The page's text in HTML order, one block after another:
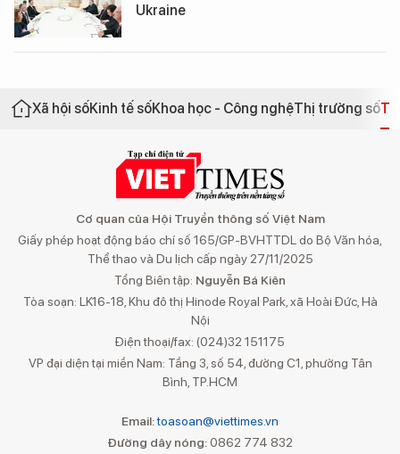
Ukraine
Xã hội sốKinh tế sốKhoa học - Công nghệThị trường số
Cơ quan của Hội Truyền thông số Việt Nam
Giấy phép hoạt động báo chí số 165/GP-BVHTTDL do Bộ Văn hóa,
Thể thao và Du lịch cấp ngày 27/11/2025
Tổng Biên tập: Nguyễn Bá Kiên
Tòa soạn: LK16-18, Khu đô thị Hinode Royal Park, xã Hoài Đức, Hà
Nội
Điện thoại/fax: (024)32 151175
VP đại diện tại miền Nam: Tầng 3, số 54, đường C1, phường Tân
Bình, TP.HCM
Email:toasoan@viettimes.vn
Đường dây nóng: 0862 774 832